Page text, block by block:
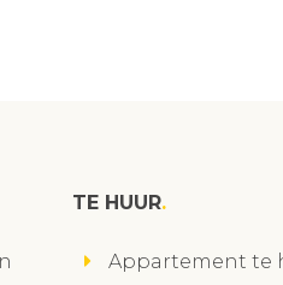
TE HUUR
Appartement te